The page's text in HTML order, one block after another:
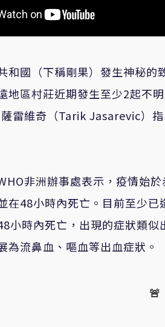
和國（下稱剛果）發生神秘的
地區村莊近期發生至少2起不
雷維奇（Tarik Jasarevic）
非洲辦事處表示，疫情始
在48小時內死亡。目前至少
小時內死亡，出現的症狀類
為流鼻血、嘔血等出血症狀。
🚨